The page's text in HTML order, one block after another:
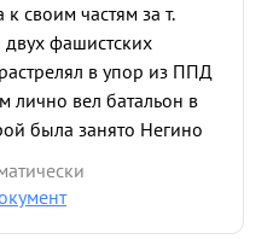
своим частям за т.
фашистских
в упор из ППД
лично вел батальон в
была занято Негино
противника, 4
грузовых автомашин с